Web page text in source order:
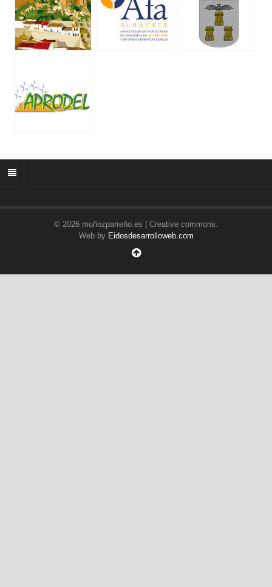
© 2026 muñozparreño.es | Creative commons.
Web by Eidosdesarrolloweb.com